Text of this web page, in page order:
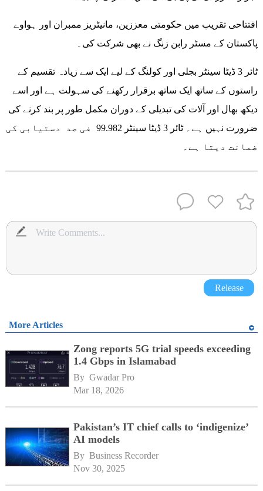
افتتاحی تقریب میں حکومتی معززین، مانیٹریز ممبران اور ہواوے
پاکستان کے مسٹر رابن زنگ نے بھی شرکت کی۔
ٹائر 3 ڈیٹا سینٹر بجلی اور کولنگ کے لیے ایک سے زیادہ تقسیم کے
راستوں کے ساتھ ایک ساتھ برقرار رکھنے کی سہولت ہے اور اسے
دیکھ بھال اور آلات کی تبدیلی کے دوران مکمل طور پر بند کرنے کی
ضرورت نہیں ہے۔ ٹائر 3 ڈیٹا سینٹر 99.982 فی صد دستیابی کی
ضمانت دیتا ہے۔
Release
More Articles
Zong reports 5G trial speeds exceeding
1.4 Gbps in Islamabad
By Gwadar Pro
Mar 18, 2026
Pakistan’s IT chief calls to ‘indigenize’
AI models
By Business Recorder
Nov 30, 2025